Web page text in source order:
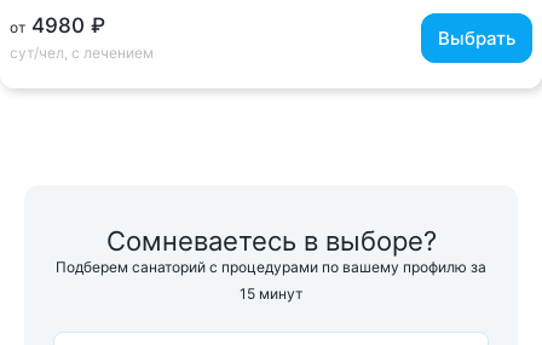
от 4980 ₽
сут/чел, с лечением
Выбрать
Сомневаетесь в выборе?
Подберем санаторий с процедурами по вашему профилю за
15 минут